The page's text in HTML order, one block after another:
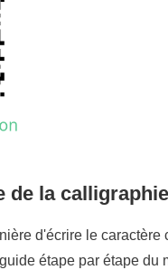
de la
d'écrire le caractère
étape par étape